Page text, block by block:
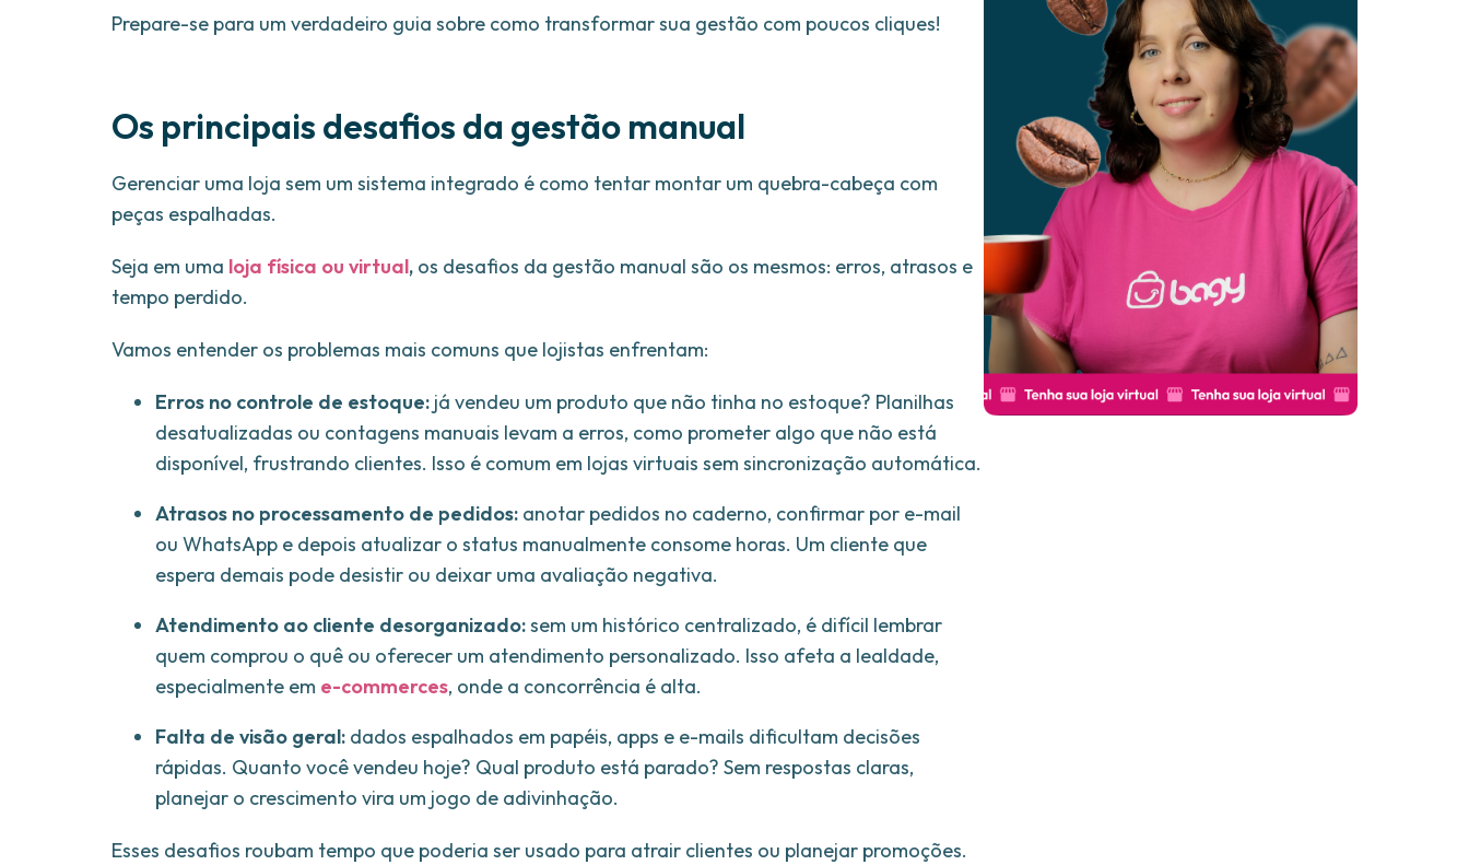
Prepare-se para um verdadeiro guia sobre como transformar sua gestão com poucos cliques!
Os principais desafios da gestão manual
Gerenciar uma loja sem um sistema integrado é como tentar montar um quebra-cabeça com
peças espalhadas.
Seja em uma loja física ou virtual, os desafios da gestão manual são os mesmos: erros, atrasos e
tempo perdido.
Vamos entender os problemas mais comuns que lojistas enfrentam:
Erros no controle de estoque: já vendeu um produto que não tinha no estoque? Planilhas
desatualizadas ou contagens manuais levam a erros, como prometer algo que não está
disponível, frustrando clientes. Isso é comum em lojas virtuais sem sincronização automática.
Atrasos no processamento de pedidos: anotar pedidos no caderno, confirmar por e-mail
ou WhatsApp e depois atualizar o status manualmente consome horas. Um cliente que
espera demais pode desistir ou deixar uma avaliação negativa.
Atendimento ao cliente desorganizado:sem um histórico centralizado, é difícil lembrar
quem comprou o quê ou oferecer um atendimento personalizado. Isso afeta a lealdade,
especialmente em e-commerces, onde a concorrência é alta.
Falta de visão geral: dados espalhados em papéis, apps e e-mails dificultam decisões
rápidas. Quanto você vendeu hoje? Qual produto está parado? Sem respostas claras,
planejar o crescimento vira um jogo de adivinhação.
Esses desafios roubam tempo que poderia ser usado para atrair clientes ou planejar promoções.